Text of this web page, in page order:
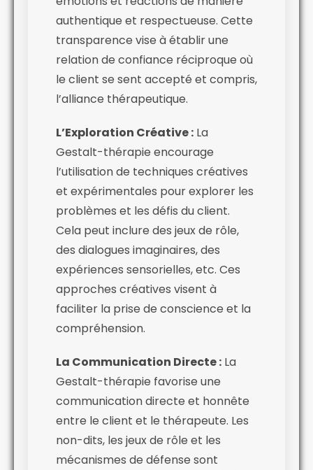
authentique et respectueuse. Cette
transparence vise à établir une
relation de confiance réciproque où
le client se sent accepté et compris,
l’alliance thérapeutique.
L’Exploration Créative : La
Gestalt-thérapie encourage
l’utilisation de techniques créatives
et expérimentales pour explorer les
problèmes et les défis du client.
Cela peut inclure des jeux de rôle,
des dialogues imaginaires, des
expériences sensorielles, etc. Ces
approches créatives visent à
faciliter la prise de conscience et la
compréhension.
La Communication Directe : La
Gestalt-thérapie favorise une
communication directe et honnête
entre le client et le thérapeute. Les
non-dits, les jeux de rôle et les
mécanismes de défense sont